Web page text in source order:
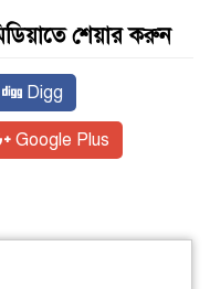
শেয়ার করুন
Digg
Google Plus